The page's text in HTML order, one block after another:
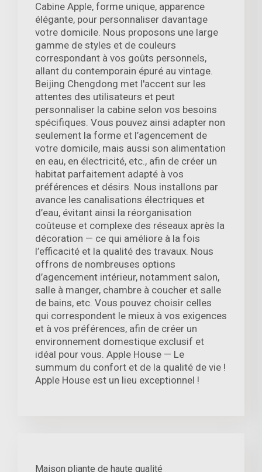
Cabine Apple, forme unique, apparence
élégante, pour personnaliser davantage
votre domicile. Nous proposons une large
gamme de styles et de couleurs
correspondant à vos goûts personnels,
allant du contemporain épuré au vintage.
Beijing Chengdong met l'accent sur les
attentes des utilisateurs et peut
personnaliser la cabine selon vos besoins
spécifiques. Vous pouvez ainsi adapter non
seulement la forme et l’agencement de
votre domicile, mais aussi son alimentation
en eau, en électricité, etc., afin de créer un
habitat parfaitement adapté à vos
préférences et désirs. Nous installons par
avance les canalisations électriques et
d’eau, évitant ainsi la réorganisation
coûteuse et complexe des réseaux après la
décoration — ce qui améliore à la fois
l’efficacité et la qualité des travaux. Nous
offrons de nombreuses options
d’agencement intérieur, notamment salon,
salle à manger, chambre à coucher et salle
de bains, etc. Vous pouvez choisir celles
qui correspondent le mieux à vos exigences
et à vos préférences, afin de créer un
environnement domestique exclusif et
idéal pour vous. Apple House — Le
summum du confort et de la qualité de vie !
Apple House est un lieu exceptionnel !
Maison pliante de haute qualité